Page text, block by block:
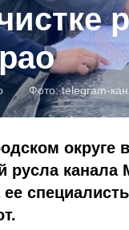
Фото:telegram-
русла